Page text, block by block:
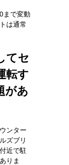
まで変動
は通常
てセ
転す
があ
ンター
ズブリ
近で駐
りま